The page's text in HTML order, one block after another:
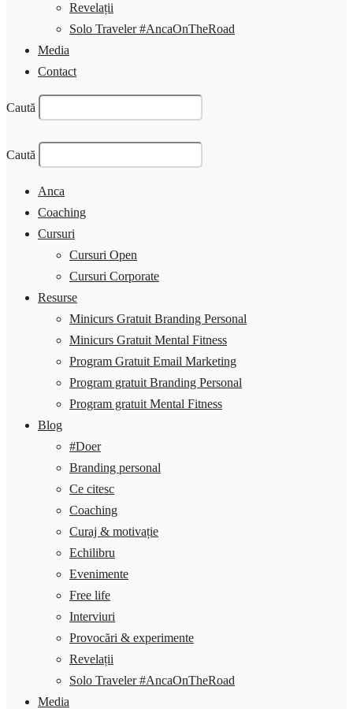
Revelații
Solo Traveler #AncaOnTheRoad
Media
Contact
Caută
Caută
Anca
Coaching
Cursuri
Cursuri Open
Cursuri Corporate
Resurse
Minicurs Gratuit Branding Personal
Minicurs Gratuit Mental Fitness
Program Gratuit Email Marketing
Program gratuit Branding Personal
Program gratuit Mental Fitness
Blog
#Doer
Branding personal
Ce citesc
Coaching
Curaj & motivație
Echilibru
Evenimente
Free life
Interviuri
Provocări & experimente
Revelații
Solo Traveler #AncaOnTheRoad
Media